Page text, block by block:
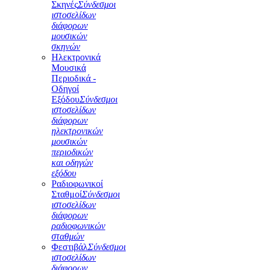
ΣκηνέςΣύνδεσμοι
ιστοσελίδων
διάφορων
μουσικών
σκηνών
Ηλεκτρονικά
Μουσικά
Περιοδικά -
Οδηγοί
ΕξόδουΣύνδεσμοι
ιστοσελίδων
διάφορων
ηλεκτρονικών
μουσικών
περιοδικών
και οδηγών
εξόδου
Ραδιοφωνικοί
ΣταθμοίΣύνδεσμοι
ιστοσελίδων
διάφορων
ραδιοφωνικών
σταθμών
ΦεστιβάλΣύνδεσμοι
ιστοσελίδων